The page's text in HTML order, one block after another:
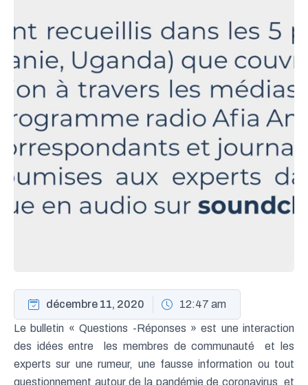
décembre 11, 2020 12:47 am
Le bulletin « Questions -Réponses » est une interaction
des idées entre les membres de communauté et les
experts sur une rumeur, une fausse information ou tout
questionnement autour de la pandémie de coronavirus et